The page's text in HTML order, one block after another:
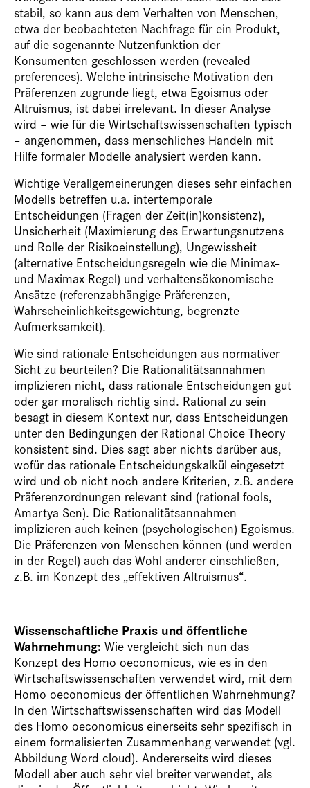
stabil, so kann aus dem Verhalten von Menschen,
etwa der beobachteten Nachfrage für ein Produkt,
auf die sogenannte Nutzenfunktion der
Konsumenten geschlossen werden (revealed
preferences). Welche intrinsische Motivation den
Präferenzen zugrunde liegt, etwa Egoismus oder
Altruismus, ist dabei irrelevant. In dieser Analyse
wird – wie für die Wirtschaftswissenschaften typisch
– angenommen, dass menschliches Handeln mit
Hilfe formaler Modelle analysiert werden kann.
Wichtige Verallgemeinerungen dieses sehr einfachen
Modells betreffen u.a. intertemporale
Entscheidungen (Fragen der Zeit(in)konsistenz),
Unsicherheit (Maximierung des Erwartungsnutzens
und Rolle der Risikoeinstellung), Ungewissheit
(alternative Entscheidungsregeln wie die Minimax-
und Maximax-Regel) und verhaltensökonomische
Ansätze (referenzabhängige Präferenzen,
Wahrscheinlichkeitsgewichtung, begrenzte
Aufmerksamkeit).
Wie sind rationale Entscheidungen aus normativer
Sicht zu beurteilen? Die Rationalitätsannahmen
implizieren nicht, dass rationale Entscheidungen gut
oder gar moralisch richtig sind. Rational zu sein
besagt in diesem Kontext nur, dass Entscheidungen
unter den Bedingungen der Rational Choice Theory
konsistent sind. Dies sagt aber nichts darüber aus,
wofür das rationale Entscheidungskalkül eingesetzt
wird und ob nicht noch andere Kriterien, z.B. andere
Präferenzordnungen relevant sind (rational fools,
Amartya Sen). Die Rationalitätsannahmen
implizieren auch keinen (psychologischen) Egoismus.
Die Präferenzen von Menschen können (und werden
in der Regel) auch das Wohl anderer einschließen,
z.B. im Konzept des „effektiven Altruismus“.
Wissenschaftliche Praxis und öffentliche
Wahrnehmung: Wie vergleicht sich nun das
Konzept des Homo oeconomicus, wie es in den
Wirtschaftswissenschaften verwendet wird, mit dem
Homo oeconomicus der öffentlichen Wahrnehmung?
In den Wirtschaftswissenschaften wird das Modell
des Homo oeconomicus einerseits sehr spezifisch in
einem formalisierten Zusammenhang verwendet (vgl.
Abbildung Word cloud). Andererseits wird dieses
Modell aber auch sehr viel breiter verwendet, als